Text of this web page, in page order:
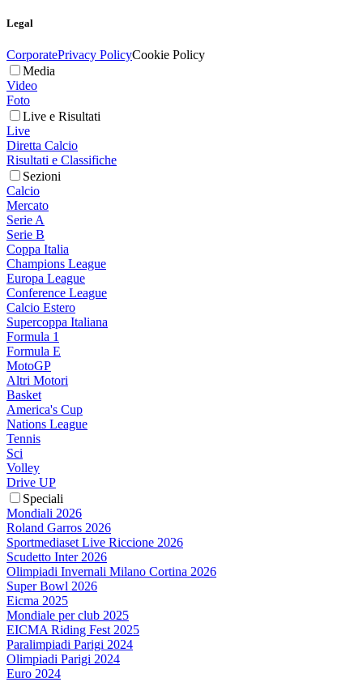
Legal
CorporatePrivacy PolicyCookie Policy
Media
Video
Foto
Live e Risultati
Live
Diretta Calcio
Risultati e Classifiche
Sezioni
Calcio
Mercato
Serie A
Serie B
Coppa Italia
Champions League
Europa League
Conference League
Calcio Estero
Supercoppa Italiana
Formula 1
Formula E
MotoGP
Altri Motori
Basket
America's Cup
Nations League
Tennis
Sci
Volley
Drive UP
Speciali
Mondiali 2026
Roland Garros 2026
Sportmediaset Live Riccione 2026
Scudetto Inter 2026
Olimpiadi Invernali Milano Cortina 2026
Super Bowl 2026
Eicma 2025
Mondiale per club 2025
EICMA Riding Fest 2025
Paralimpiadi Parigi 2024
Olimpiadi Parigi 2024
Euro 2024